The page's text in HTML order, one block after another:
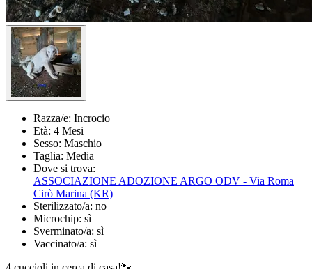
Razza/e: Incrocio
Età: 4 Mesi
Sesso: Maschio
Taglia: Media
Dove si trova:
ASSOCIAZIONE ADOZIONE ARGO ODV - Via Roma
Cirò Marina (KR)
Sterilizzato/a: no
Microchip: sì
Sverminato/a: sì
Vaccinato/a: sì